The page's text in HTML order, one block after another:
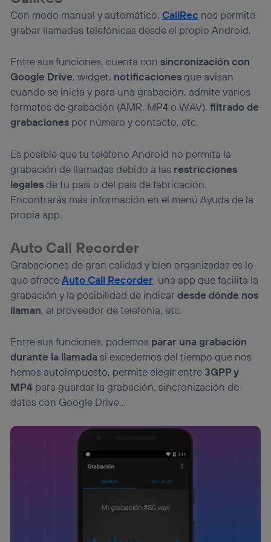
Con modo manual y automático,CallRec nos permite
grabar llamadas telefónicas desde el propio Android.
Entre sus funciones, cuenta consincronización con
Google Drive, widget, notificacionesque avisan
cuando se inicia y para una grabación, admite varios
formatos de grabación (AMR, MP4 o WAV),filtrado de
grabaciones por número y contacto, etc.
Es posible que tu teléfono Android no permita la
grabación de llamadas debido a las restricciones
legalesde tu país o del país de fabricación.
Encontrarás más información en el menú Ayuda de la
propia app.
Auto Call Recorder
Grabaciones de gran calidad y bien organizadas es lo
que ofreceAuto Call Recorder, una app que facilita la
grabación y la posibilidad de indicardesde dónde nos
llaman, el proveedor de telefonía, etc.
Entre sus funciones, podemos parar una grabación
durante la llamadasi excedemos del tiempo que nos
hemos autoimpuesto, permite elegir entre3GPP y
MP4 para guardar la grabación, sincronización de
datos con Google Drive…